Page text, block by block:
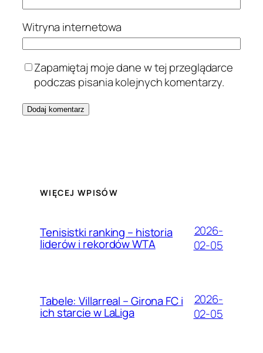
Witryna internetowa
Zapamiętaj moje dane w tej przeglądarce
podczas pisania kolejnych komentarzy.
WIĘCEJ WPISÓW
Tenisistki ranking – historia
liderów i rekordów WTA
2026-
02-05
Tabele: Villarreal – Girona FC i
ich starcie w LaLiga
2026-
02-05